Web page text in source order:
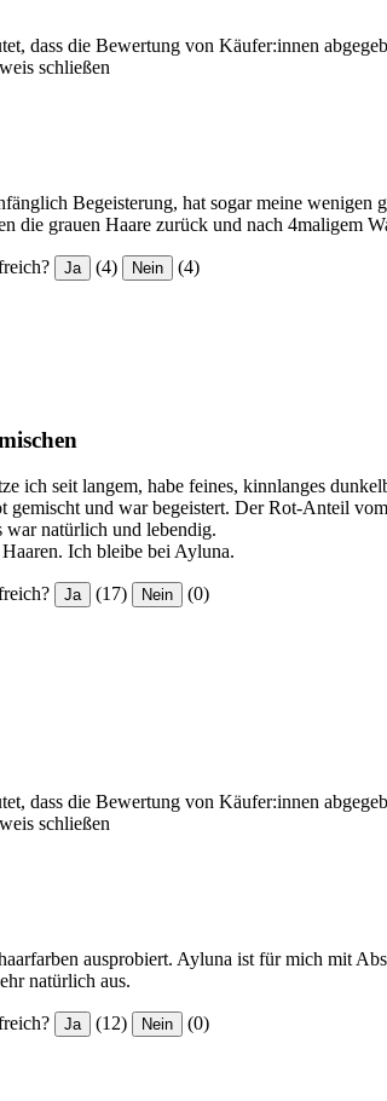
dass die Bewertung von Käufer:innen
schließen
Begeisterung, hat sogar meine wenigen
die grauen Haare zurück und nach 4maligem
Ja (4) Nein (4)
ich seit langem, habe feines, kinnlanges
und war begeistert. Der Rot-Anteil
war natürlich und lebendig.
Ich bleibe bei Ayluna.
Ja (17) Nein (0)
dass die Bewertung von Käufer:innen
schließen
ausprobiert. Ayluna ist für mich mit
natürlich aus.
Ja (12) Nein (0)